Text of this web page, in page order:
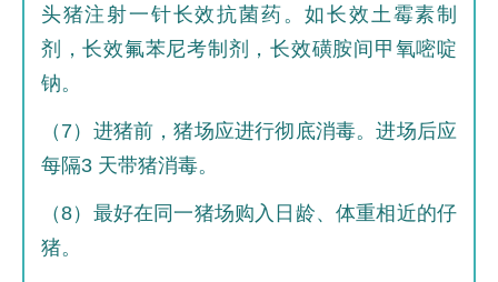
头猪注射一针长效抗菌药。如长效土霉素制
剂，长效氟苯尼考制剂，长效磺胺间甲氧嘧啶
钠。
（7）进猪前，猪场应进行彻底消毒。进场后应
每隔3 天带猪消毒。
（8）最好在同一猪场购入日龄、体重相近的仔
猪。